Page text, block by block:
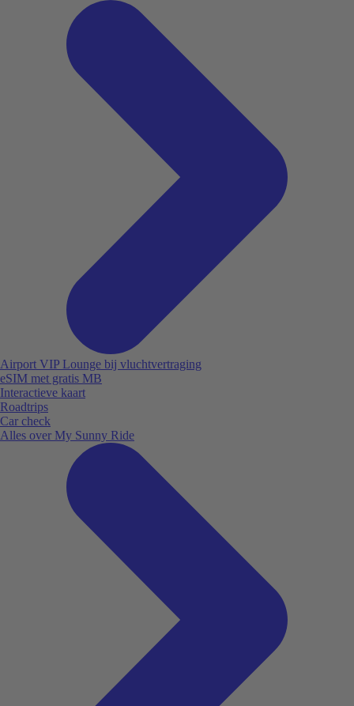
Airport VIP Lounge bij vluchtvertraging
eSIM met gratis MB
Interactieve kaart
Roadtrips
Car check
Alles over My Sunny Ride